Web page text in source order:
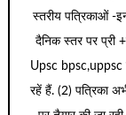
स्तरीय पत्रिकाओं -
दैनिक स्तर पर प्री
Upsc bpsc,uppsc
रहें हैं. (2) पत्रिका